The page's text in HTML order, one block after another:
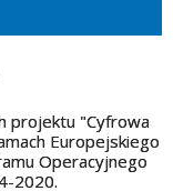
projektu "Cyfrowa
Europejskiego
Operacyjnego
2020.